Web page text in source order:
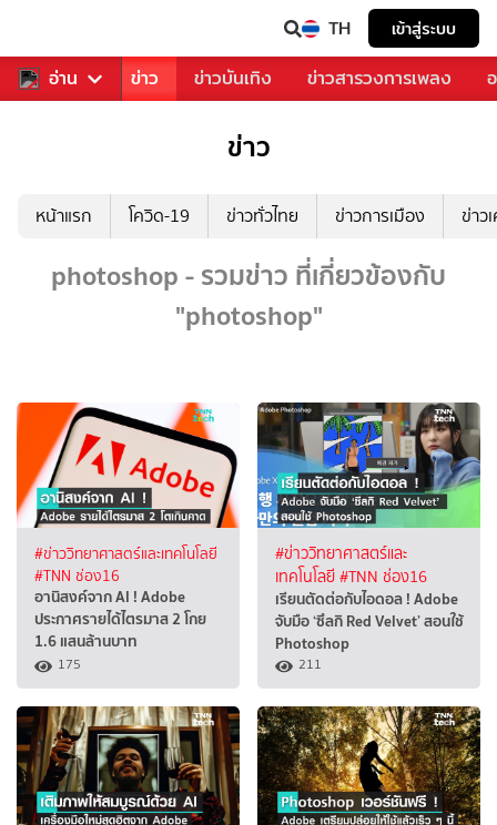
TH เข้าสู่ระบบ
อ่าน
คุณ กีฬา ข่าว ข่าวบันเทิง ข่าวสารวงการเพลง
ข่าว
หน้าแรก โควิด-19 ข่าวทั่วไทย ข่าวการเมือง ข่าว
photoshop - รวมข่าว ที่เกี่ยวข้องกับ
"photoshop"
#ข่าววิทยาศาสตร์และเทคโนโลยี
#TNN ช่อง16
อานิสงค์จาก AI ! Adobe
ประกาศรายได้ไตรมาส 2 โกย
1.6 แสนล้านบาท
175
#ข่าววิทยาศาสตร์และ
เทคโนโลยี#TNN ช่อง16
เรียนตัดต่อกับไอดอล ! Adobe
จับมือ ‘ซึลกิ Red Velvet’ สอนใช้
Photoshop
211